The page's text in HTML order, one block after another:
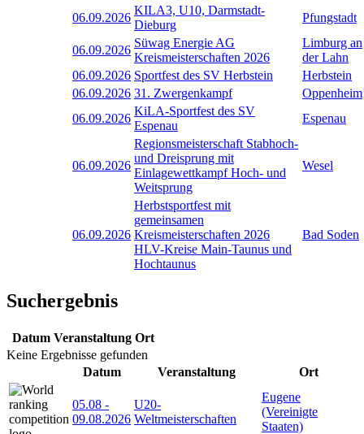
06.09.2026
KILA3, U10, Darmstadt-
Dieburg
Pfungstadt
06.09.2026
Süwag Energie AG
Kreismeisterschaften 2026
Limburg an
der Lahn
06.09.2026 Sportfest des SV Herbstein
Herbstein
06.09.2026 31. Zwergenkampf
Oppenheim
06.09.2026
KiLA-Sportfest des SV
Espenau
Espenau
06.09.2026
Regionsmeisterschaft Stabhoch-
und Dreisprung mit
Einlagewettkampf Hoch- und
Weitsprung
Wesel
06.09.2026
Herbstsportfest mit
gemeinsamen
Kreismeisterschaften 2026
HLV-Kreise Main-Taunus und
Hochtaunus
Bad Soden
Suchergebnis
Datum Veranstaltung Ort
Keine Ergebnisse gefunden
Datum
Veranstaltung Ort
05.08 -
09.08.2026
U20-
Weltmeisterschaften
Eugene
(Vereinigte
Staaten)